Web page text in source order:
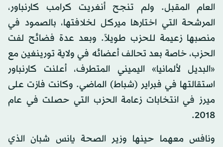
العام المقبل. ولم تنجح أنغريت كرامب كارنباور،
المرشحة التي اختارها ميركل لخلافتها، بالصمود في
منصبها زعيمة للحزب طويلاً. وبعد عدة فضائح لفت
الحزب، خاصة بعد تحالف أعضائه في ولاية تورينغين مع
«البديل لألمانيا» اليميني المتطرف، أعلنت كارنباور
استقالتها في فبراير (شباط) الماضي. وكانت فازت على
ميرز في انتخابات زعامة الحزب التي حصلت في عام
2018.
ونافس معهما حينها وزير الصحة يانس شبان الذي